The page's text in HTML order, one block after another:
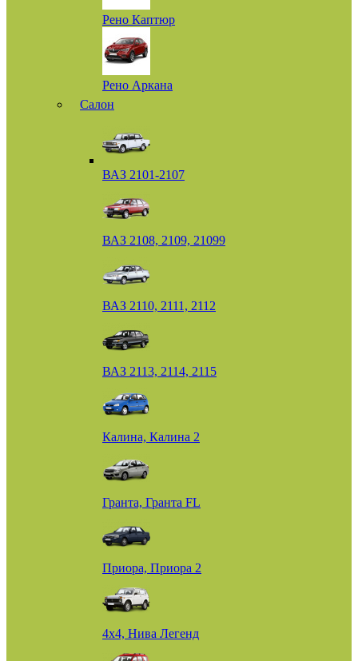
Рено Каптюр
Рено Аркана
Салон
ВАЗ 2101-2107
ВАЗ 2108, 2109, 21099
ВАЗ 2110, 2111, 2112
ВАЗ 2113, 2114, 2115
Калина, Калина 2
Гранта, Гранта FL
Приора, Приора 2
4х4, Нива Легенд